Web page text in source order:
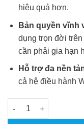
hiệu quả hơn.
Bản quyền vĩnh
dụng trọn đời
cần phải gia hạn
Hỗ trợ đa nền
cả hệ điều hành
Office Home and